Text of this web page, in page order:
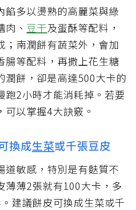
餡多以燙熟的高麗菜與綠
、 豆干及蛋酥等配料，
；南潤餅有蔬菜外，會加
腸等配料，再撒上花生糖
潤餅，卻是高達500大卡的
跑2小時才能消耗掉。若要
以掌握4大訣竅。
換成生菜或千張豆皮
道敏感，特別是有麩質不
薄薄2張就有100大卡，多
建議餅皮可換成生菜或千